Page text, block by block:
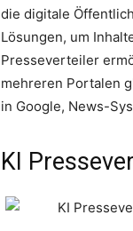
die digitale
Lösungen, um
Presseverteiler
mehreren Portalen
in Google, News-
KI